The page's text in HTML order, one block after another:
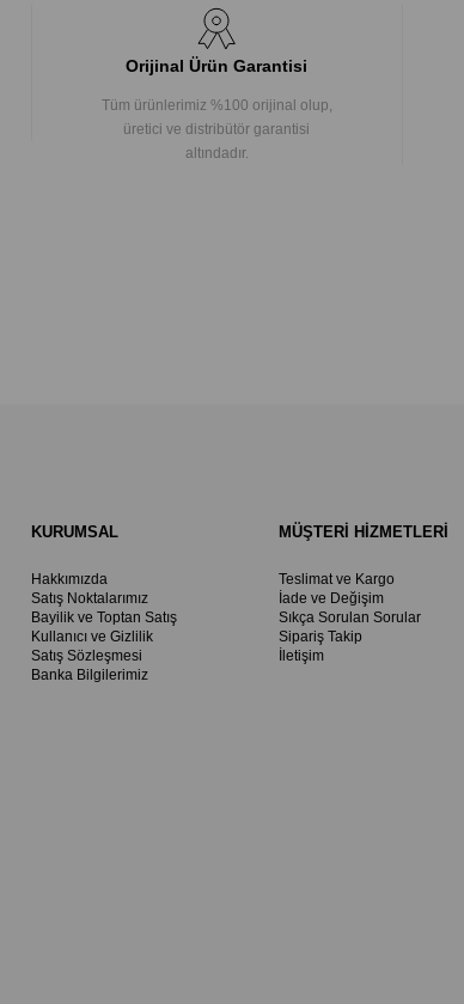
Orijinal Ürün Garantisi
Tüm ürünlerimiz %100 orijinal olup,
üretici ve distribütör garantisi
altındadır.
KURUMSAL
Hakkımızda
Satış Noktalarımız
Bayilik ve Toptan Satış
Kullanıcı ve Gizlilik
Satış Sözleşmesi
Banka Bilgilerimiz
MÜŞTERİ HİZMETLERİ
Teslimat ve Kargo
İade ve Değişim
Sıkça Sorulan Sorular
Sipariş Takip
İletişim